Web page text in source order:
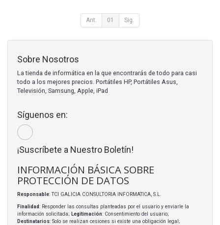
Ant. 01 Sig.
Sobre Nosotros
La tienda de informática en la que encontrarás de todo para casi
todo a los mejores precios. Portátiles HP, Portátiles Asus,
Televisión, Samsung, Apple, iPad
Síguenos en:
¡Suscríbete a Nuestro Boletín!
INFORMACIÓN BÁSICA SOBRE
PROTECCIÓN DE DATOS
Responsable: TCI GALICIA CONSULTORIA INFORMATICA, S.L.
Finalidad: Responder las consultas planteadas por el usuario y enviarle la
información solicitada; Legitimación: Consentimiento del usuario;
Destinatarios: Solo se realizan cesiones si existe una obligación legal;